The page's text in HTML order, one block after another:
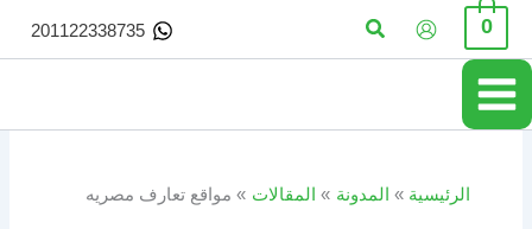
تخطي
المحتوى
0 البحث 201122338735
الرئيسية المدونة المقالات مواقع تعارف مصريه